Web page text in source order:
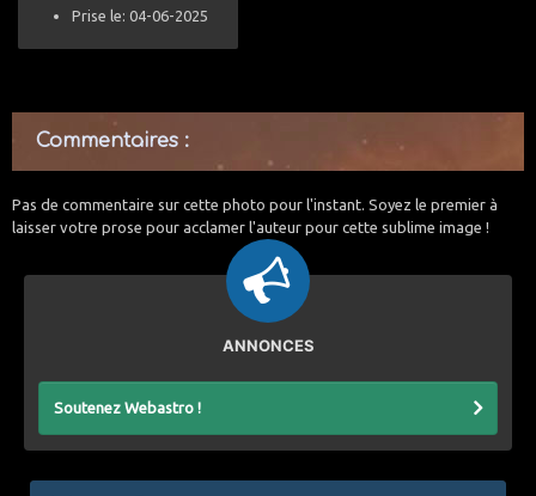
Prise le: 04-06-2025
Commentaires :
Pas de commentaire sur cette photo pour l'instant. Soyez le premier à
laisser votre prose pour acclamer l'auteur pour cette sublime image !
ANNONCES
Soutenez Webastro !